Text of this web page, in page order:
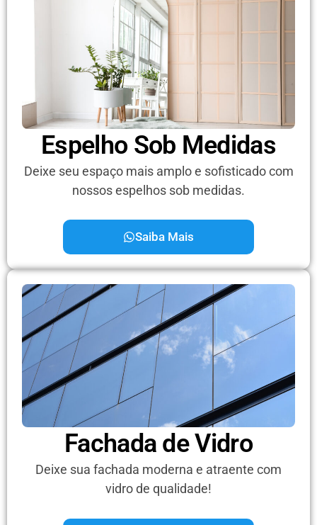
Espelho Sob Medidas
Deixe seu espaço mais amplo e sofisticado com
nossos espelhos sob medidas.
Saiba Mais
Fachada de Vidro
Deixe sua fachada moderna e atraente com
vidro de qualidade!